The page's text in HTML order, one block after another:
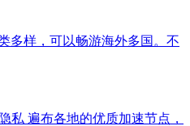
多样，可以畅游海外多国。不
私 遍布各地的优质加速节点，